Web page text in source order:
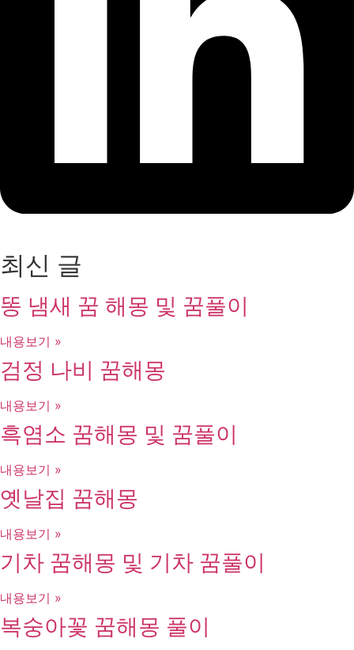
최신 글
똥 냄새 꿈 해몽 및 꿈풀이
내용보기 »
검정 나비 꿈해몽
내용보기 »
흑염소 꿈해몽 및 꿈풀이
내용보기 »
옛날집 꿈해몽
내용보기 »
기차 꿈해몽 및 기차 꿈풀이
내용보기 »
복숭아꽃 꿈해몽 풀이